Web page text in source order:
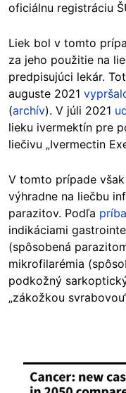
oficiálnu registráciu
Liek bol v tomto
za jeho použitie na
predpisujúci lekár.
auguste 2021
(archív). V júli 2021
lieku ivermektín pre
liečivu „Ivermectin
V tomto prípade
výhradne na liečbu
parazitov. Podľa
indikáciami
(spôsobená
mikrofilarémia
podkožný
„zákožkou
Image